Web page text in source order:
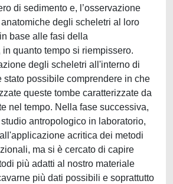
di sedimento e, l’osservazione
degli scheletri al loro
base alle fasi della
quanto tempo si riempissero.
degli scheletri all'interno di
stato possibile comprendere in che
queste tombe caratterizzate da
nel tempo. Nella fase successiva,
antropologico in laboratorio,
acritica dei metodi
ma si è cercato di capire
più adatti al nostro materiale
più dati possibili e soprattutto